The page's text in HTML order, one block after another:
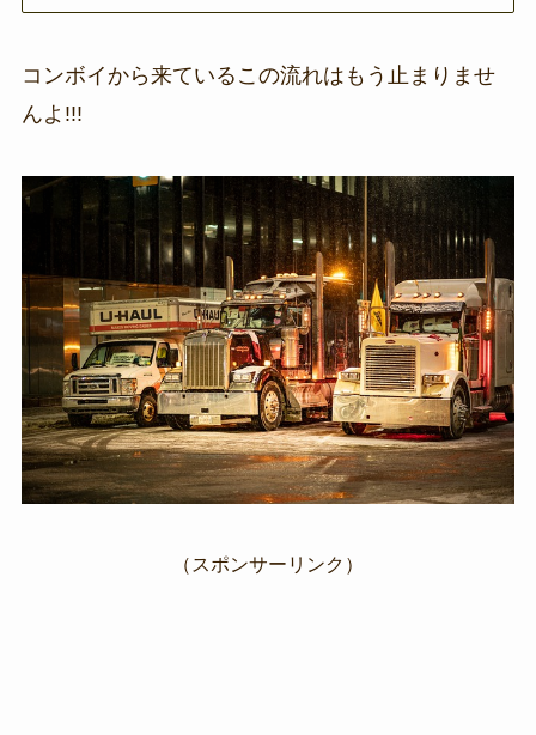
コンボイから来ているこの流れはもう止まりませ
んよ!!!
（スポンサーリンク）